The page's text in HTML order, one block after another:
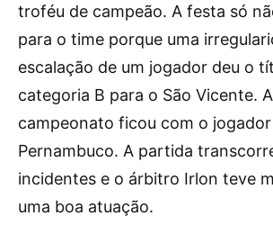
troféu de campeão. A festa só
para o time porque uma
escalação de um jogador deu o
categoria B para o São Vicente.
campeonato ficou com o
Pernambuco. A partida
incidentes e o árbitro Irlon teve
uma boa atuação.